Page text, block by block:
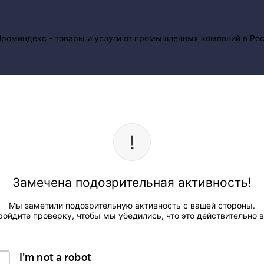
Замечена подозрительная активность!
Мы заметили подозрительную активность с вашей стороны.
проверку, чтобы мы убедились, что это действительно